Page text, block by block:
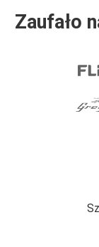
Zaufało